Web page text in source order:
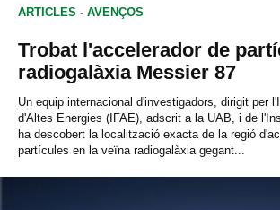
ARTICLES - AVENÇOS
Trobat l'accelerador de
radiogalàxia Messier 87
Un equip internacional d'investigadors, dirigit per
d'Altes Energies (IFAE), adscrit a la UAB, i de
ha descobert la localització exacta de la regió
partícules en la veïna radiogalàxia gegant...